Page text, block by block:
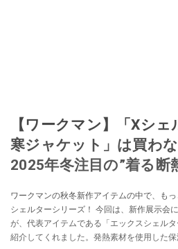
【ワークマン】「Xシ
寒ジャケット」は買わ
2025年冬注目の”着る断
ワークマンの秋冬新作アイテムの中で、も
シェルターシリーズ！ 今回は、新作展示会
が、代表アイテムである「エックスシェル
紹介してくれました。発熱素材を使用した